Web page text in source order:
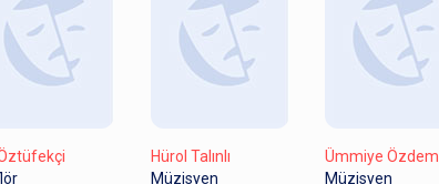
Hürol Talınlı
Müzisyen
Ümmiye Özdem
Müzisyen